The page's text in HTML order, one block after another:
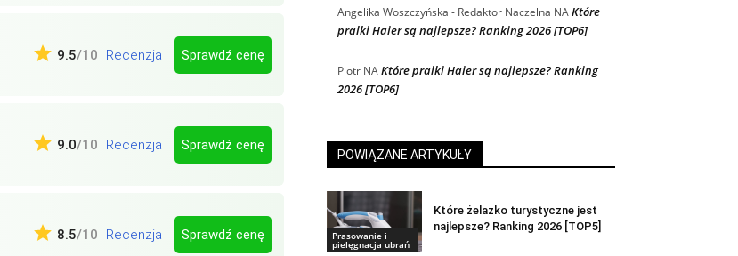
9.5/10 Recenzja Sprawdź cenę
9.0/10 Recenzja Sprawdź cenę
8.5/10 Recenzja Sprawdź cenę
Angelika Woszczyńska - Redaktor Naczelna NAKtóre
pralki Haier są najlepsze? Ranking 2026 [TOP6]
Piotr NAKtóre pralki Haier są najlepsze? Ranking
2026 [TOP6]
POWIĄZANE ARTYKUŁY
Prasowanie i
pielęgnacja ubrań
Które żelazko turystyczne jest
najlepsze? Ranking 2026 [TOP5]